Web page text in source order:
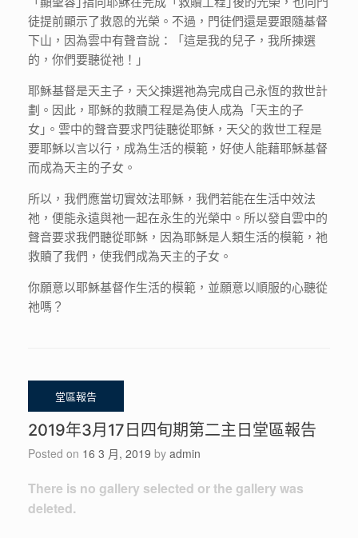
徒提前顯示了救恩的光榮。不過，門徒們還是要跟隨基督
下山，因為雲中有聲音說：「這是我的兒子，我所揀選
的，你們要聽從祂！」
耶穌基督是天主子，天父揀選祂為完成自己永恆的救世計
劃。因此，耶穌的救贖工程是為使人成為「天主的子
女｣。雲中的聲音要求門徒聽從耶穌，天父的救世工程是
要耶穌以言以行，成為生活的模範，好使人能藉耶穌基督
而成為天主的子女。
所以，我們應當切實效法耶穌，我們若能在生活中效法
祂，便能永遠與祂一起在永生的光榮中。所以發自雲中的
聲音要求我們聽從耶穌，因為耶穌是人類生活的模範，祂
救贖了我們，使我們成為天主的子女。
你願意以耶穌基督作生活的模範，並願意以順服的心聽從
祂嗎？
2019年3月17日四旬期第二主日堂區報告
Posted on 16 3 月, 2019 by admin
There is no gallery selected or the gallery was
deleted.